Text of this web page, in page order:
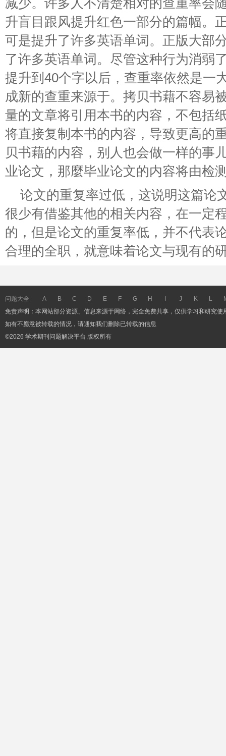
减少。许多人不清楚相对的查重率会
升盲目跟风提升红色一部分的篇幅。
可是提升了许多英语单词。正版大部
了许多英语单词。尽管这种行为消弱
提升到40个字以后，查重率依然是一
成新的查重来源于。拷贝书藉不容易
量的文章将引用本书的内容，不包括
将直接复制本书的内容，导致更高的
贝书藉的内容，别人也会做一样的事
业论文，那麼毕业论文的内容将由检
论文的重复率过低，这说明这篇论
很少有借鉴其他的相关内容，在一定
的，但是论文的重复率低，并不代表
合理的全职，就意味着论文与现有的
问题大全 A B C D E F G H J K L
免责声明：本网站部分资源、信息来源于网络，完全免费共享，仅供学习和研究使
如有不愿意被转载的情况，请通知我们删除已转载的信息
©2026 学术期刊问题解决平台 版权所有